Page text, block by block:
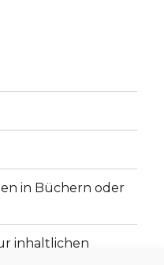
in Büchern oder
inhaltlichen